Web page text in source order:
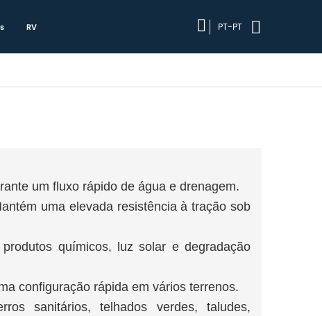
RV PT-PT
um fluxo rápido de água e drenagem.
uma elevada resistência à tração sob
químicos, luz solar e degradação
configuração rápida em vários terrenos.
sanitários, telhados verdes, taludes,